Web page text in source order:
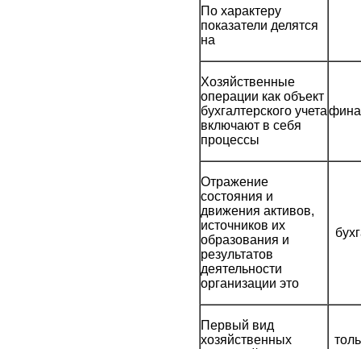
По характеру
показатели делятся
на
Хозяйственные
операции как объект
бухгалтерского учета
включают в себя
процессы
Отражение
состояния и
движения активов,
источников их
образования и
результатов
деятельности
организации это
Первый вид
хозяйственных